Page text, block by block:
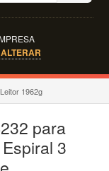
1962g
para
3